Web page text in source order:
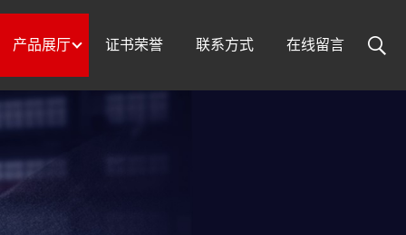
产品展厅 证书荣誉 联系方式 在线留言